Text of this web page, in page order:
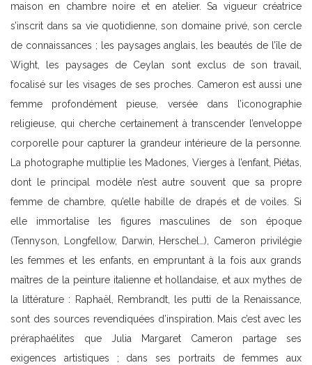
maison en chambre noire et en atelier. Sa vigueur créatrice
s’inscrit dans sa vie quotidienne, son domaine privé, son cercle
de connaissances ; les paysages anglais, les beautés de l’île de
Wight, les paysages de Ceylan sont exclus de son travail,
focalisé sur les visages de ses proches. Cameron est aussi une
femme profondément pieuse, versée dans l’iconographie
religieuse, qui cherche certainement à transcender l’enveloppe
corporelle pour capturer la grandeur intérieure de la personne.
La photographe multiplie les Madones, Vierges à l’enfant, Piétas,
dont le principal modèle n’est autre souvent que sa propre
femme de chambre, qu’elle habille de drapés et de voiles. Si
elle immortalise les figures masculines de son époque
(Tennyson, Longfellow, Darwin, Herschel…), Cameron privilégie
les femmes et les enfants, en empruntant à la fois aux grands
maîtres de la peinture italienne et hollandaise, et aux mythes de
la littérature : Raphaël, Rembrandt, les putti de la Renaissance,
sont des sources revendiquées d’inspiration. Mais c’est avec les
préraphaélites que Julia Margaret Cameron partage ses
exigences artistiques ; dans ses portraits de femmes aux